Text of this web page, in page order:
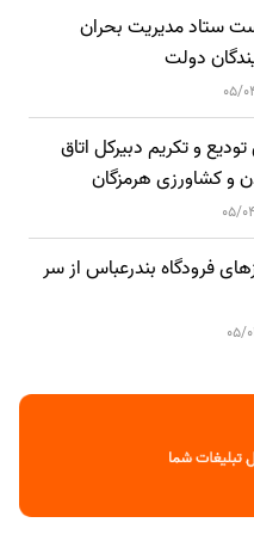
اقتصادی
دیدار
انرژی‌بر
بر درآمد
املاک و اظهارنامه موضوع ماده ۵۷ قانون
ستاد مدیریت بحران
دولت
05/
و تکریم دبیرکل اتاق
و کشاورزی هرمزگان
05/
فرودگاه بندرعباس از سر
05/